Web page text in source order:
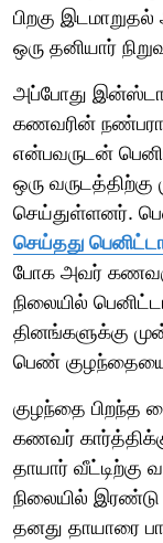
பிறகு
ஒரு தனியார்
அப்போது
கணவரின்
என்பவருடன்
ஒரு
செய்துள்ளனர்.
செய்தது
போக அவர்
நிலையில்
தினங்களுக்கு
பெண் குழந்தையை
குழந்தை பிறந்த
கணவர்
தாயார் வீட்டிற்கு
நிலையில்
தனது தாயாரை